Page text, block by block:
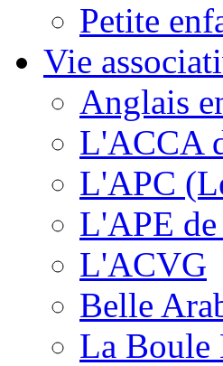
Petite
Vie
Anglais
L'ACCA
L'APC
L'APE
L'ACVG
Belle
La Boule